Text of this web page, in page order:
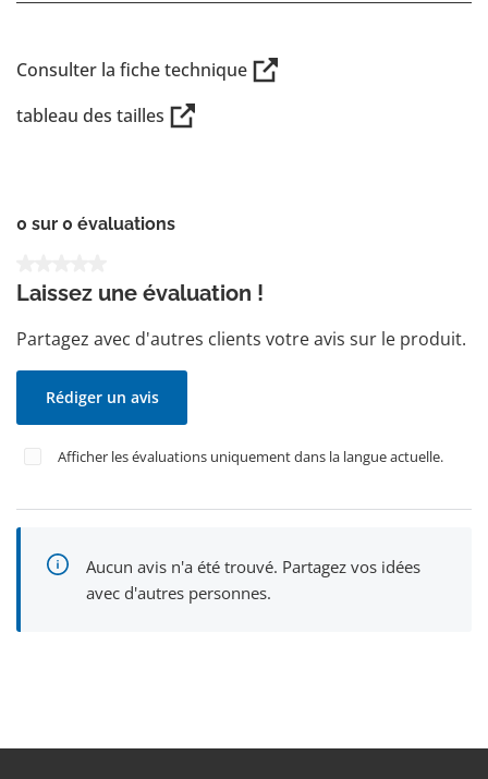
Consulter la fiche technique
tableau des tailles
0 sur 0 évaluations
Laissez une évaluation !
Partagez avec d'autres clients votre avis sur le produit.
Rédiger un avis
Afficher les évaluations uniquement dans la langue actuelle.
Aucun avis n'a été trouvé. Partagez vos idées
avec d'autres personnes.